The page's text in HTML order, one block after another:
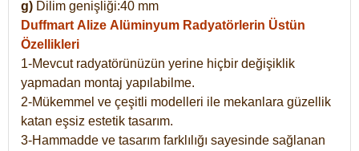
g) Dilim genişliği:40 mm
Duffmart Alize Alüminyum Radyatörlerin Üstün
Özellikleri
1-Mevcut radyatörünüzün yerine hiçbir değişiklik
yapmadan montaj yapılabilme.
2-Mükemmel ve çeşitli modelleri ile mekanlara güzellik
katan eşsiz estetik tasarım.
3-Hammadde ve tasarım farklılığı sayesinde sağlanan